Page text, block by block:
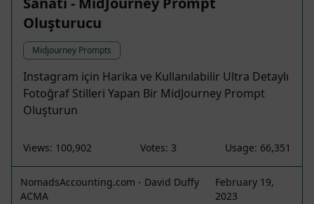
Oluşturucu
Midjourney Prompts
Instagram için Harika ve Kullanılabilir Ultra Detaylı
Fotoğraf Stilleri Yapan Bir MidJourney Prompt
Oluşturun
Views: 100,902 Votes: 3 Usage: 66,351
NomadsAccounting.com - David Duffy
ACMA
February 19,
2023